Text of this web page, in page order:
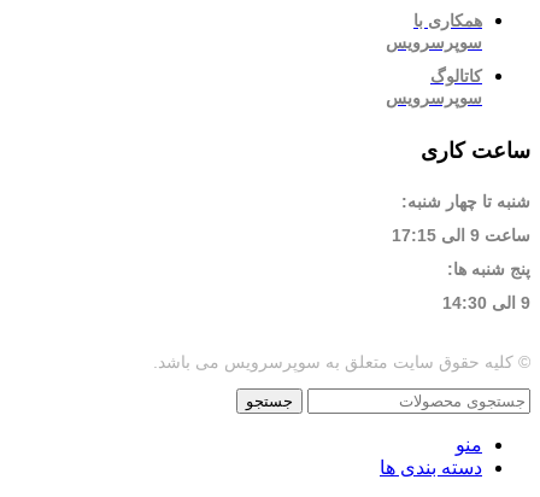
همکاری با
سوپرسرویس
کاتالوگ
سوپرسرویس
ساعت کاری
شنبه تا چهار شنبه:
ساعت 9 الی 17:15
پنج شنبه ها:
9 الی 14:30
© کلیه حقوق سایت متعلق به سوپرسرویس می باشد.
جستجو
منو
دسته بندی ها